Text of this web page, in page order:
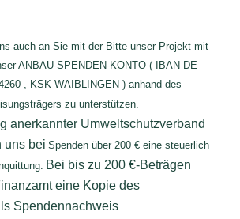
auch an Sie mit der Bitte unser Projekt mit
ANBAU-SPENDEN-KONTO ( IBAN DE
, KSK WAIBLINGEN ) anhand des
zu unterstützen.
anerkannter Umweltschutzverband
uns bei Spenden über 200 € eine steuerlich
Bei bis zu 200 €-Beträgen
eine Kopie des
Spendennachweis